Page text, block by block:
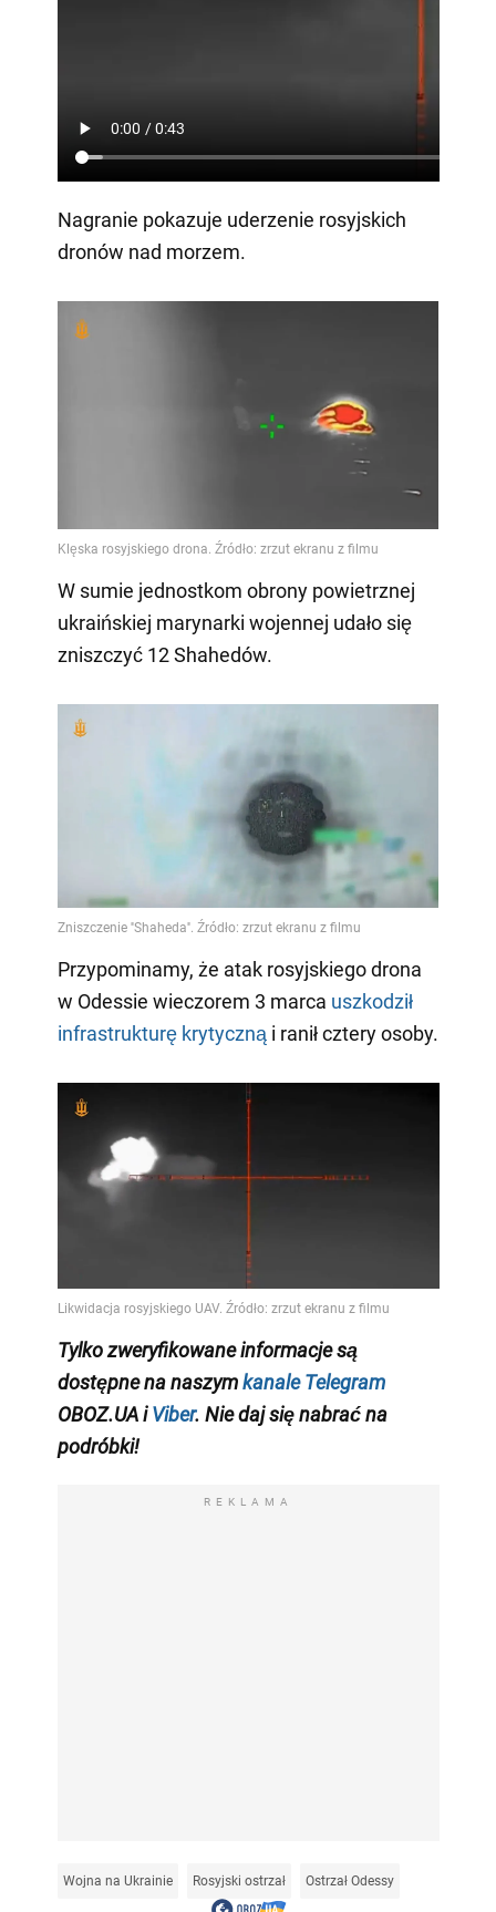
Nagranie pokazuje uderzenie rosyjskich
dronów nad morzem.
W sumie jednostkom obrony powietrznej
ukraińskiej marynarki wojennej udało się
zniszczyć 12 Shahedów.
Przypominamy, że atak rosyjskiego drona
w Odessie wieczorem 3 marca uszkodził
infrastrukturę krytycznąi ranił cztery osoby.
Tylko zweryfikowane informacje są
dostępne na naszymkanale Telegram
OBOZ.UA iViber. Nie daj się nabrać na
podróbki!
REKLAMA
Wojna na Ukrainie Rosyjski ostrzał Ostrzał Odessy